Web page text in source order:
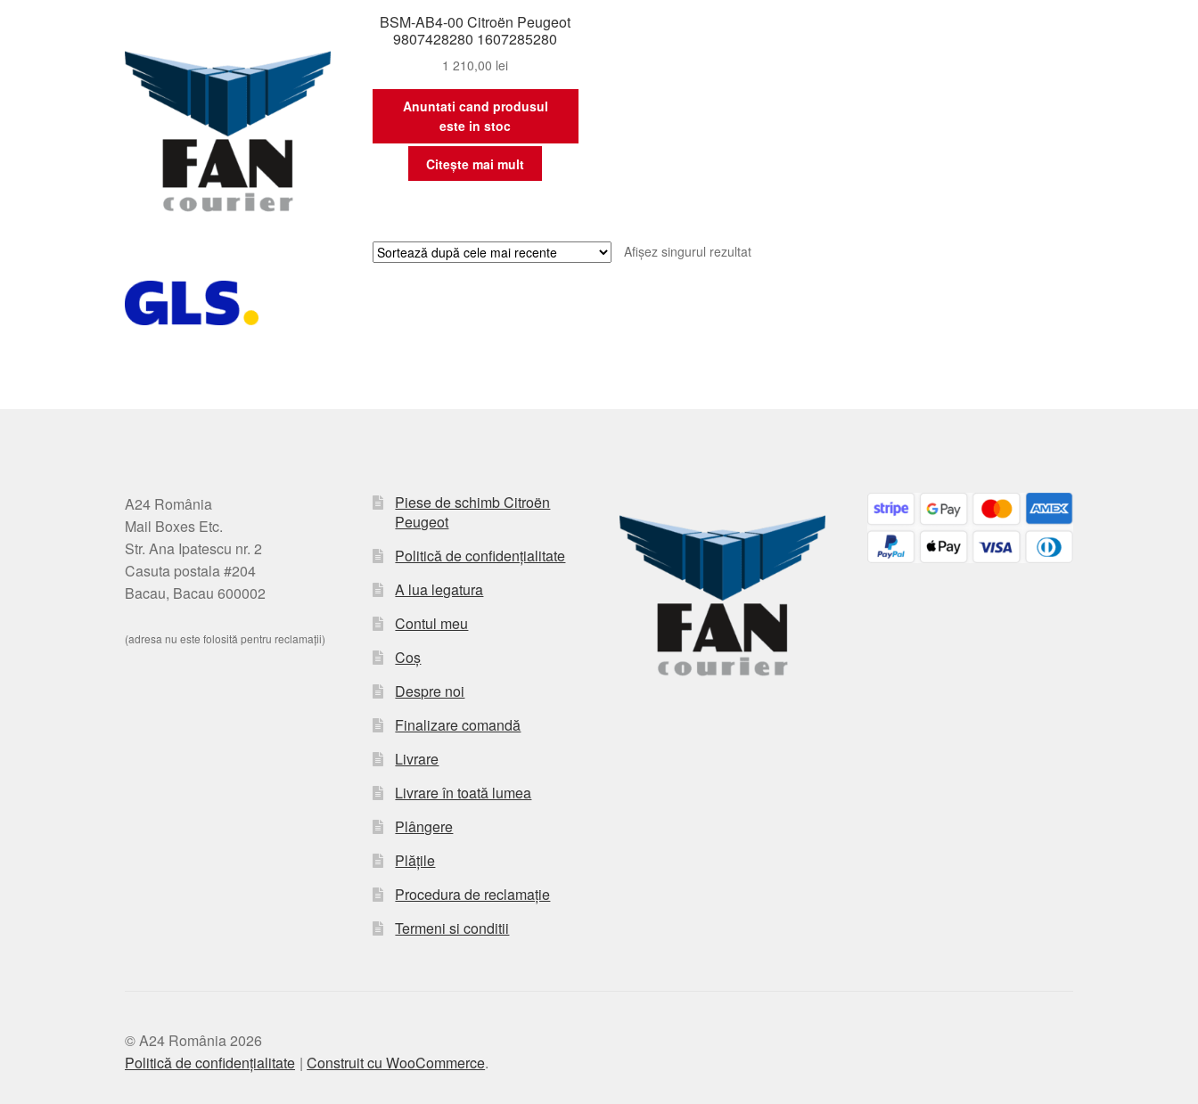
BSM-AB4-00 Citroën Peugeot
9807428280 1607285280
1 210,00 lei
Anuntati cand produsul
este in stoc
Citește mai mult
Afișez singurul rezultat
A24 România
Mail Boxes Etc.
Str. Ana Ipatescu nr. 2
Casuta postala #204
Bacau, Bacau 600002
(adresa nu este folosită pentru reclamații)
Piese de schimb Citroën
Peugeot
Politică de confidențialitate
A lua legatura
Contul meu
Coș
Despre noi
Finalizare comandă
Livrare
Livrare în toată lumea
Plângere
Plățile
Procedura de reclamație
Termeni si conditii
© A24 România 2026
Politică de confidențialitate Construit cu WooCommerce.